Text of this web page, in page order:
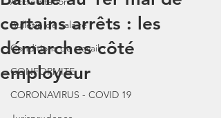
Bulletin de salaire
Conditions de travail
CONFORMITE
CORONAVIRUS - COVID 19
certains arrêts : les
démarches côté
employeur